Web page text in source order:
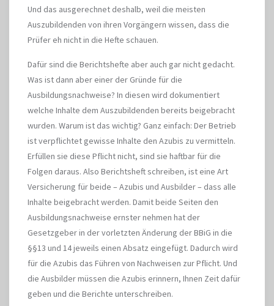
Und das ausgerechnet deshalb, weil die meisten
Auszubildenden von ihren Vorgängern wissen, dass die
Prüfer eh nicht in die Hefte schauen.
Dafür sind die Berichtshefte aber auch gar nicht gedacht.
Was ist dann aber einer der Gründe für die
Ausbildungsnachweise? In diesen wird dokumentiert
welche Inhalte dem Auszubildenden bereits beigebracht
wurden. Warum ist das wichtig? Ganz einfach: Der Betrieb
ist verpflichtet gewisse Inhalte den Azubis zu vermitteln.
Erfüllen sie diese Pflicht nicht, sind sie haftbar für die
Folgen daraus. Also Berichtsheft schreiben, ist eine Art
Versicherung für beide – Azubis und Ausbilder – dass alle
Inhalte beigebracht werden. Damit beide Seiten den
Ausbildungsnachweise ernster nehmen hat der
Gesetzgeber in der vorletzten Änderung der BBiG in die
§§13 und 14 jeweils einen Absatz eingefügt. Dadurch wird
für die Azubis das Führen von Nachweisen zur Pflicht. Und
die Ausbilder müssen die Azubis erinnern, Ihnen Zeit dafür
geben und die Berichte unterschreiben.